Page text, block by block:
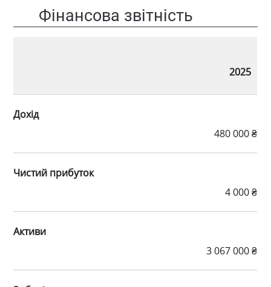
Фінансова звітність
2025
Дохід
480 000 ₴
Чистий прибуток
4 000 ₴
Активи
3 067 000 ₴